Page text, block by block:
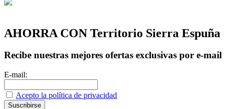
AHORRA CON Territorio Sierra Espuña
Recibe nuestras mejores ofertas exclusivas por e-mail
E-mail:
Acepto la política de privacidad